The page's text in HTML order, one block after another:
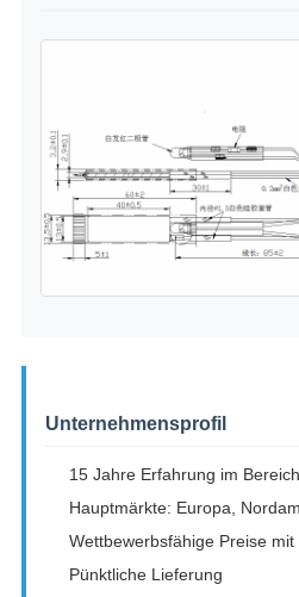
Unternehmensprofil
15 Jahre Erfahrung im
Hauptmärkte: Europa,
Wettbewerbsfähige Preise
Pünktliche Lieferung